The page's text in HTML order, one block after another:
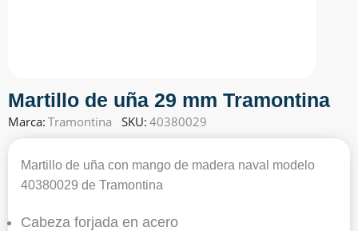
Martillo de uña 29 mm Tramontina
Marca: Tramontina SKU: 40380029
Martillo de uña con mango de madera naval modelo
40380029 de Tramontina
Cabeza forjada en acero